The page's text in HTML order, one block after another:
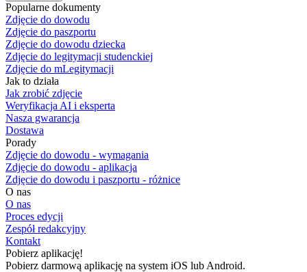
Popularne dokumenty
Zdjęcie do dowodu
Zdjęcie do paszportu
Zdjęcie do dowodu dziecka
Zdjęcie do legitymacji studenckiej
Zdjęcie do mLegitymacji
Jak to działa
Jak zrobić zdjęcie
Weryfikacja AI i eksperta
Nasza gwarancja
Dostawa
Porady
Zdjęcie do dowodu - wymagania
Zdjęcie do dowodu - aplikacja
Zdjęcie do dowodu i paszportu - różnice
O nas
O nas
Proces edycji
Zespół redakcyjny
Kontakt
Pobierz aplikację!
Pobierz darmową aplikację na system iOS lub Android.